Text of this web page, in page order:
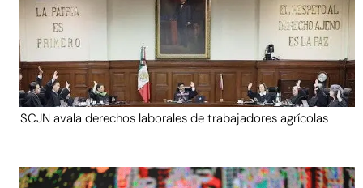
SCJN avala derechos laborales de trabajadores agrícolas